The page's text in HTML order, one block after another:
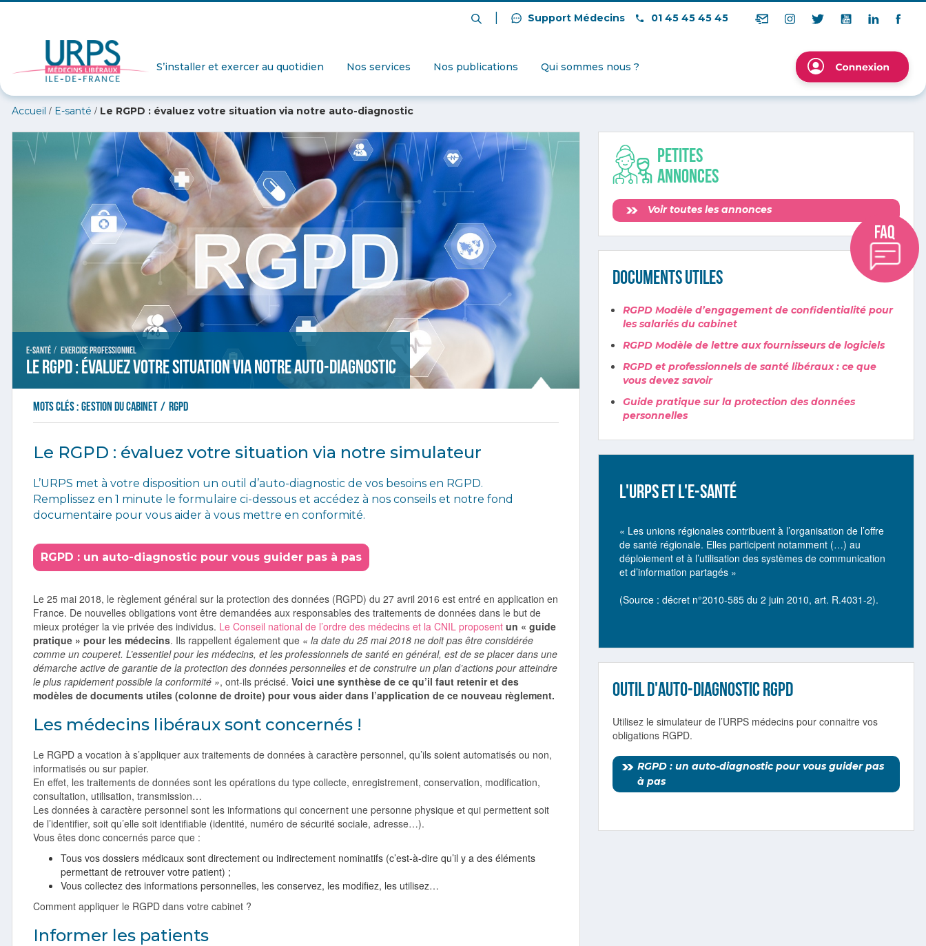
Support Médecins 01 45 45 45 45
S’installer et exercer au quotidien Nos services Nos publications Qui sommes nous ?
Accueil / E-santé / Le RGPD : évaluez votre situation via notre auto-diagnostic
E-santé / Exercice professionnel
Le RGPD : évaluez votre situation via notre auto-diagnostic
Mots clés :gestion du cabinet/ RGPD
Le RGPD : évaluez votre situation via notre simulateur
L’URPS met à votre disposition un outil d’auto-diagnostic de vos besoins en RGPD.
Remplissez en 1 minute le formulaire ci-dessous et accédez à nos conseils et notre fond
documentaire pour vous aider à vous mettre en conformité.
RGPD : un auto-diagnostic pour vous guider pas à pas
Le 25 mai 2018, le règlement général sur la protection des données (RGPD) du 27 avril 2016 est entré en application en
France. De nouvelles obligations vont être demandées aux responsables des traitements de données dans le but de
mieux protéger la vie privée des individus. Le Conseil national de l’ordre des médecins et la CNIL proposent un « guide
pratique » pour les médecins. Ils rappellent également que « la date du 25 mai 2018 ne doit pas être considérée
comme un couperet. L’essentiel pour les médecins, et les professionnels de santé en général, est de se placer dans une
démarche active de garantie de la protection des données personnelles et de construire un plan d’actions pour atteindre
le plus rapidement possible la conformité », ont-ils précisé. Voici une synthèse de ce qu’il faut retenir et des
modèles de documents utiles (colonne de droite) pour vous aider dans l’application de ce nouveau règlement.
Les médecins libéraux sont concernés !
Le RGPD a vocation à s’appliquer aux traitements de données à caractère personnel, qu’ils soient automatisés ou non,
informatisés ou sur papier.
En effet, les traitements de données sont les opérations du type collecte, enregistrement, conservation, modification,
consultation, utilisation, transmission…
Les données à caractère personnel sont les informations qui concernent une personne physique et qui permettent soit
de l’identifier, soit qu’elle soit identifiable (identité, numéro de sécurité sociale, adresse…).
Vous êtes donc concernés parce que :
Tous vos dossiers médicaux sont directement ou indirectement nominatifs (c’est-à-dire qu’il y a des éléments
permettant de retrouver votre patient) ;
Vous collectez des informations personnelles, les conservez, les modifiez, les utilisez…
Comment appliquer le RGPD dans votre cabinet ?
Informer les patients
Petites
annonces
Voir toutes les annonces
Documents utiles
RGPD Modèle d’engagement de confidentialité pour
les salariés du cabinet
RGPD Modèle de lettre aux fournisseurs de logiciels
RGPD et professionnels de santé libéraux : ce que
vous devez savoir
Guide pratique sur la protection des données
personnelles
L'URPS ET L'E-SANTÉ
« Les unions régionales contribuent à l’organisation de l’offre
de santé régionale. Elles participent notamment (…) au
déploiement et à l’utilisation des systèmes de communication
et d’information partagés »
(Source : décret n°2010-585 du 2 juin 2010, art. R.4031-2).
Outil d'auto-diagnostic RGPD
Utilisez le simulateur de l’URPS médecins pour connaitre vos
obligations RGPD.
RGPD : un auto-diagnostic pour vous guider pas
à pas